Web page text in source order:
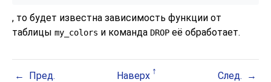
, то будет известна зависимость функции от
таблицы my_colors и команда DROP её обработает.
Пред. Наверх
След.